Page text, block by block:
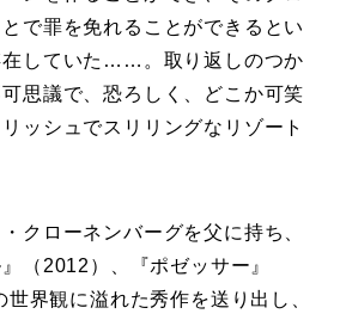
で罪を免れることができるとい
在していた……。取り返しのつか
思議で、恐ろしく、どこか可笑
ッシュでスリリングなリゾート
クローネンバーグを父に持ち、
（2012）、『ポゼッサー』
世界観に溢れた秀作を送り出し、